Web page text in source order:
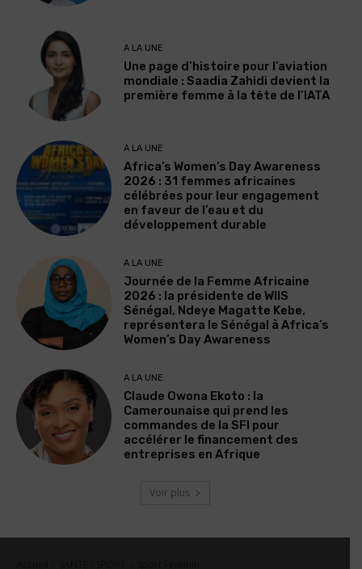
A LA UNE
Une page d’histoire pour l’aviation
mondiale : Saadia Zahidi devient la
première femme à la tête de l’IATA
A LA UNE
Africa’s Women’s Day Awareness
2026 : 31 femmes africaines
célébrées pour leur engagement
en faveur de l’eau et du
développement durable
A LA UNE
Journée de la Femme Africaine
2026 : la présidente de WIIS
Sénégal, Ndeye Magatte Kebe,
représentera le Sénégal à Africa’s
Women’s Day Awareness
A LA UNE
Claude Owona Ekoto : la
Camerounaise qui prend les
commandes de la SFI pour
accélérer le financement des
entreprises en Afrique
Voir plus